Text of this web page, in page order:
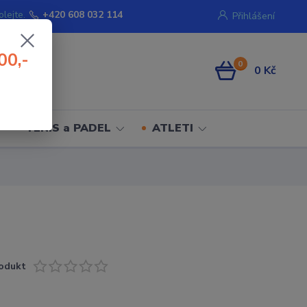
Přihlášení
+420 608 032 114
0 0 Kč
TENIS a PADEL ATLETI